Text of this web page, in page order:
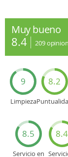
Muy bueno
8.4 209
9
Limpieza
8.2
8.5
Servicio en
8.4